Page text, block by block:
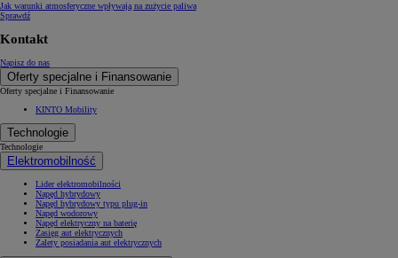
Jak warunki atmosferyczne wpływają na zużycie paliwa
Sprawdź
Kontakt
Napisz do nas
Oferty specjalne i Finansowanie
Oferty specjalne i Finansowanie
KINTO Mobility
Technologie
Technologie
Elektromobilność
Lider elektromobilności
Napęd hybrydowy
Napęd hybrydowy typu plug-in
Napęd wodorowy
Napęd elektryczny na baterię
Zasięg aut elektrycznych
Zalety posiadania aut elektrycznych